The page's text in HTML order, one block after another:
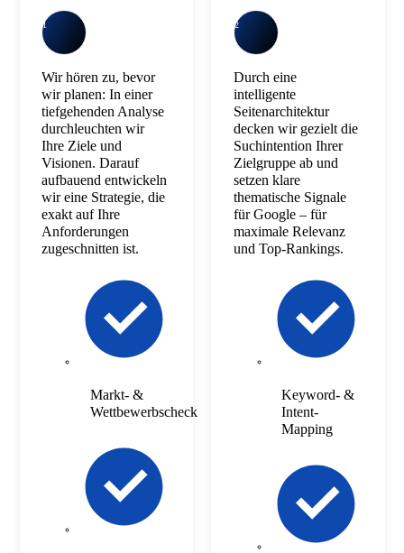
1
Wir hören zu, bevor
wir planen: In einer
tiefgehenden Analyse
durchleuchten wir
Ihre Ziele und
Visionen. Darauf
aufbauend entwickeln
wir eine Strategie, die
exakt auf Ihre
Anforderungen
zugeschnitten ist.
Markt- &
Wettbewerbscheck
2
Durch eine
intelligente
Seitenarchitektur
decken wir gezielt die
Suchintention Ihrer
Zielgruppe ab und
setzen klare
thematische Signale
für Google – für
maximale Relevanz
und Top-Rankings.
Keyword- &
Intent-
Mapping